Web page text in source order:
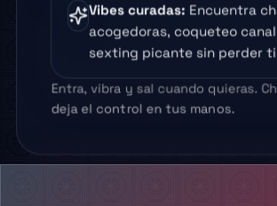
Vibes curadas: Encuentra
acogedoras, coqueteo
sexting picante sin perder
Entra, vibra y sal cuando quieras.
deja el control en tus manos.